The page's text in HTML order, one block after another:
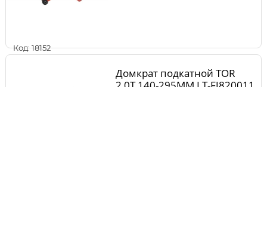
Код: 18152
Домкрат подкатной TOR
2,0Т 140-295MM LT-FJ820011